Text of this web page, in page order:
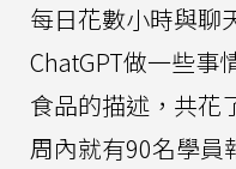
每日花數小時與聊
ChatGPT做一些事
食品的描述，共花
周內就有90名學員